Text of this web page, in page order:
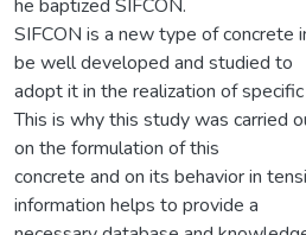
he baptized SIFCON.
SIFCON is a new type of concrete
be well developed and studied to
adopt it in the realization of
This is why this study was carried
on the formulation of this
concrete and on its behavior in
information helps to provide a